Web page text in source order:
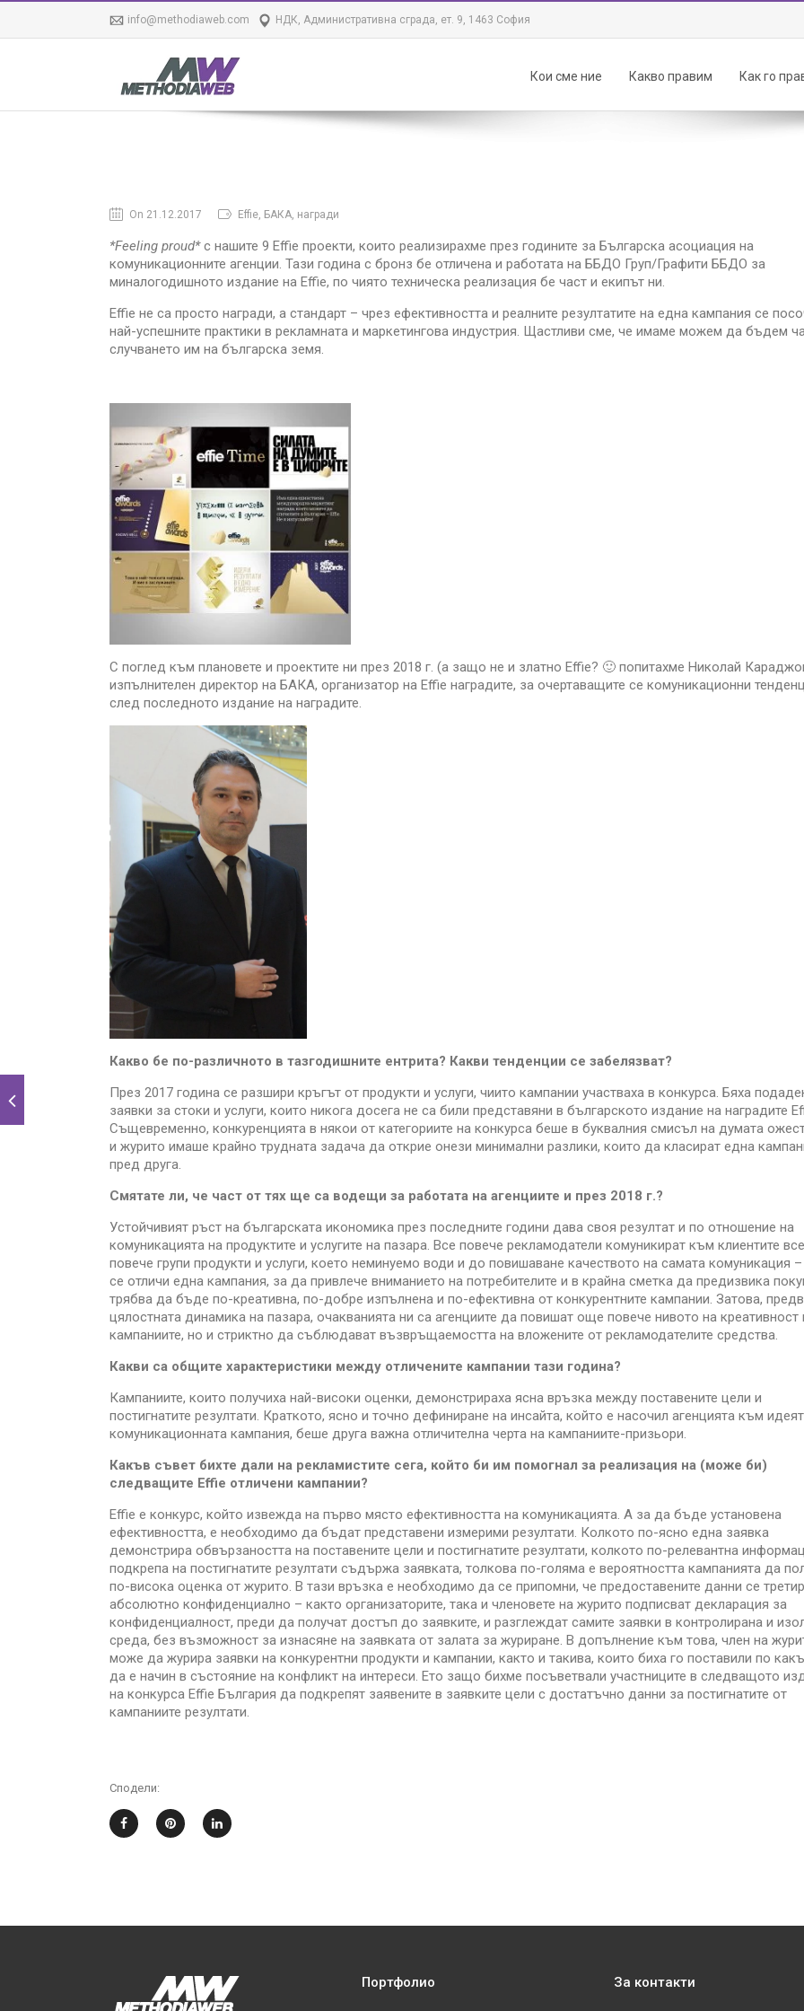
info@methodiaweb.com НДК, Административна сграда, ет. 9, 1463 София
Кои сме ние Какво правим Как го
On 21.12.2017 Effie, БАКА, награди
*Feeling proud*с нашите 9 Effie проекти, които реализирахме през годините за Българска асоциация на
комуникационните агенции. Тази година с бронз бе отличена и работата на ББДО Груп/Графити ББДО за
миналогодишното издание на Effie, по чиято техническа реализация бе част и екипът ни.
Effie не са просто награди, а стандарт – чрез ефективността и реалните резултатите на една кампания се
най-успешните практики в рекламната и маркетингова индустрия. Щастливи сме, че имаме можем да бъдем
случването им на българска земя.
С поглед към плановете и проектите ни през 2018 г. (а защо не и златно Effie? 🙂 попитахме Николай
изпълнителен директор на БАКА, организатор на Effie наградите, за очертаващите се комуникационни
след последното издание на наградите.
Какво бе по-различното в тазгодишните ентрита? Какви тенденции се забелязват?
През 2017 година се разшири кръгът от продукти и услуги, чиито кампании участваха в конкурса. Бяха
заявки за стоки и услуги, които никога досега не са били представяни в българското издание на наградите
Същевременно, конкуренцията в някои от категориите на конкурса беше в буквалния смисъл на думата
и журито имаше крайно трудната задача да открие онези минимални разлики, които да класират една
пред друга.
Смятате ли, че част от тях ще са водещи за работата на агенциите и през 2018 г.?
Устойчивият ръст на българската икономика през последните години дава своя резултат и по отношение на
комуникацията на продуктите и услугите на пазара. Все повече рекламодатели комуникират към клиентите все
повече групи продукти и услуги, което неминуемо води и до повишаване качеството на самата комуникация
се отличи една кампания, за да привлече вниманието на потребителите и в крайна сметка да предизвика
трябва да бъде по-креативна, по-добре изпълнена и по-ефективна от конкурентните кампании. Затова,
цялостната динамика на пазара, очакванията ни са агенциите да повишат още повече нивото на креативност
кампаниите, но и стриктно да съблюдават възвръщаемостта на вложените от рекламодателите средства.
Какви са общите характеристики между отличените кампании тази година?
Кампаниите, които получиха най-високи оценки, демонстрираха ясна връзка между поставените цели и
постигнатите резултати. Краткото, ясно и точно дефиниране на инсайта, който е насочил агенцията към
комуникационната кампания, беше друга важна отличителна черта на кампаниите-призьори.
Какъв съвет бихте дали на рекламистите сега, който би им помогнал за реализация на (може би)
следващите Effie отличени кампании?
Effie e конкурс, който извежда на първо място ефективността на комуникацията. А за да бъде установена
ефективността, е необходимо да бъдат представени измерими резултати. Колкото по-ясно една заявка
демонстрира обвързаността на поставените цели и постигнатите резултати, колкото по-релевантна
подкрепа на постигнатите резултати съдържа заявката, толкова по-голяма е вероятността кампанията да
по-висока оценка от журито. В тази връзка е необходимо да се припомни, че предоставените данни се
абсолютно конфиденциално – както организаторите, така и членовете на журито подписват декларация за
конфиденциалност, преди да получат достъп до заявките, и разглеждат самите заявки в контролирана и
среда, без възможност за изнасяне на заявката от залата за журиране. В допълнение към това, член на
може да журира заявки на конкурентни продукти и кампании, както и такива, които биха го поставили по
да е начин в състояние на конфликт на интереси. Ето защо бихме посъветвали участниците в следващото
на конкурса Effie България да подкрепят заявените в заявките цели с достатъчно данни за постигнатите от
кампаниите резултати.
Сподели:
Портфолио За контакти